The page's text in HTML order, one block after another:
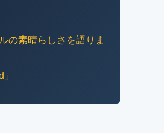
の素晴らしさを語りま